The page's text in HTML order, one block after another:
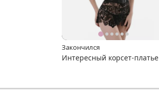
Закончился
Интересный корсет-платье